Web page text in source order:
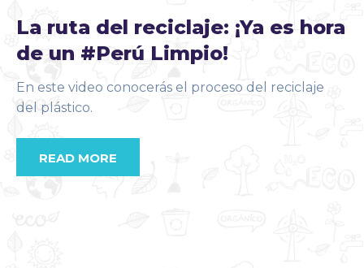
La ruta del reciclaje: ¡Ya es hora
de un #Perú Limpio!
En este video conocerás el proceso del reciclaje
del plástico.
READ MORE